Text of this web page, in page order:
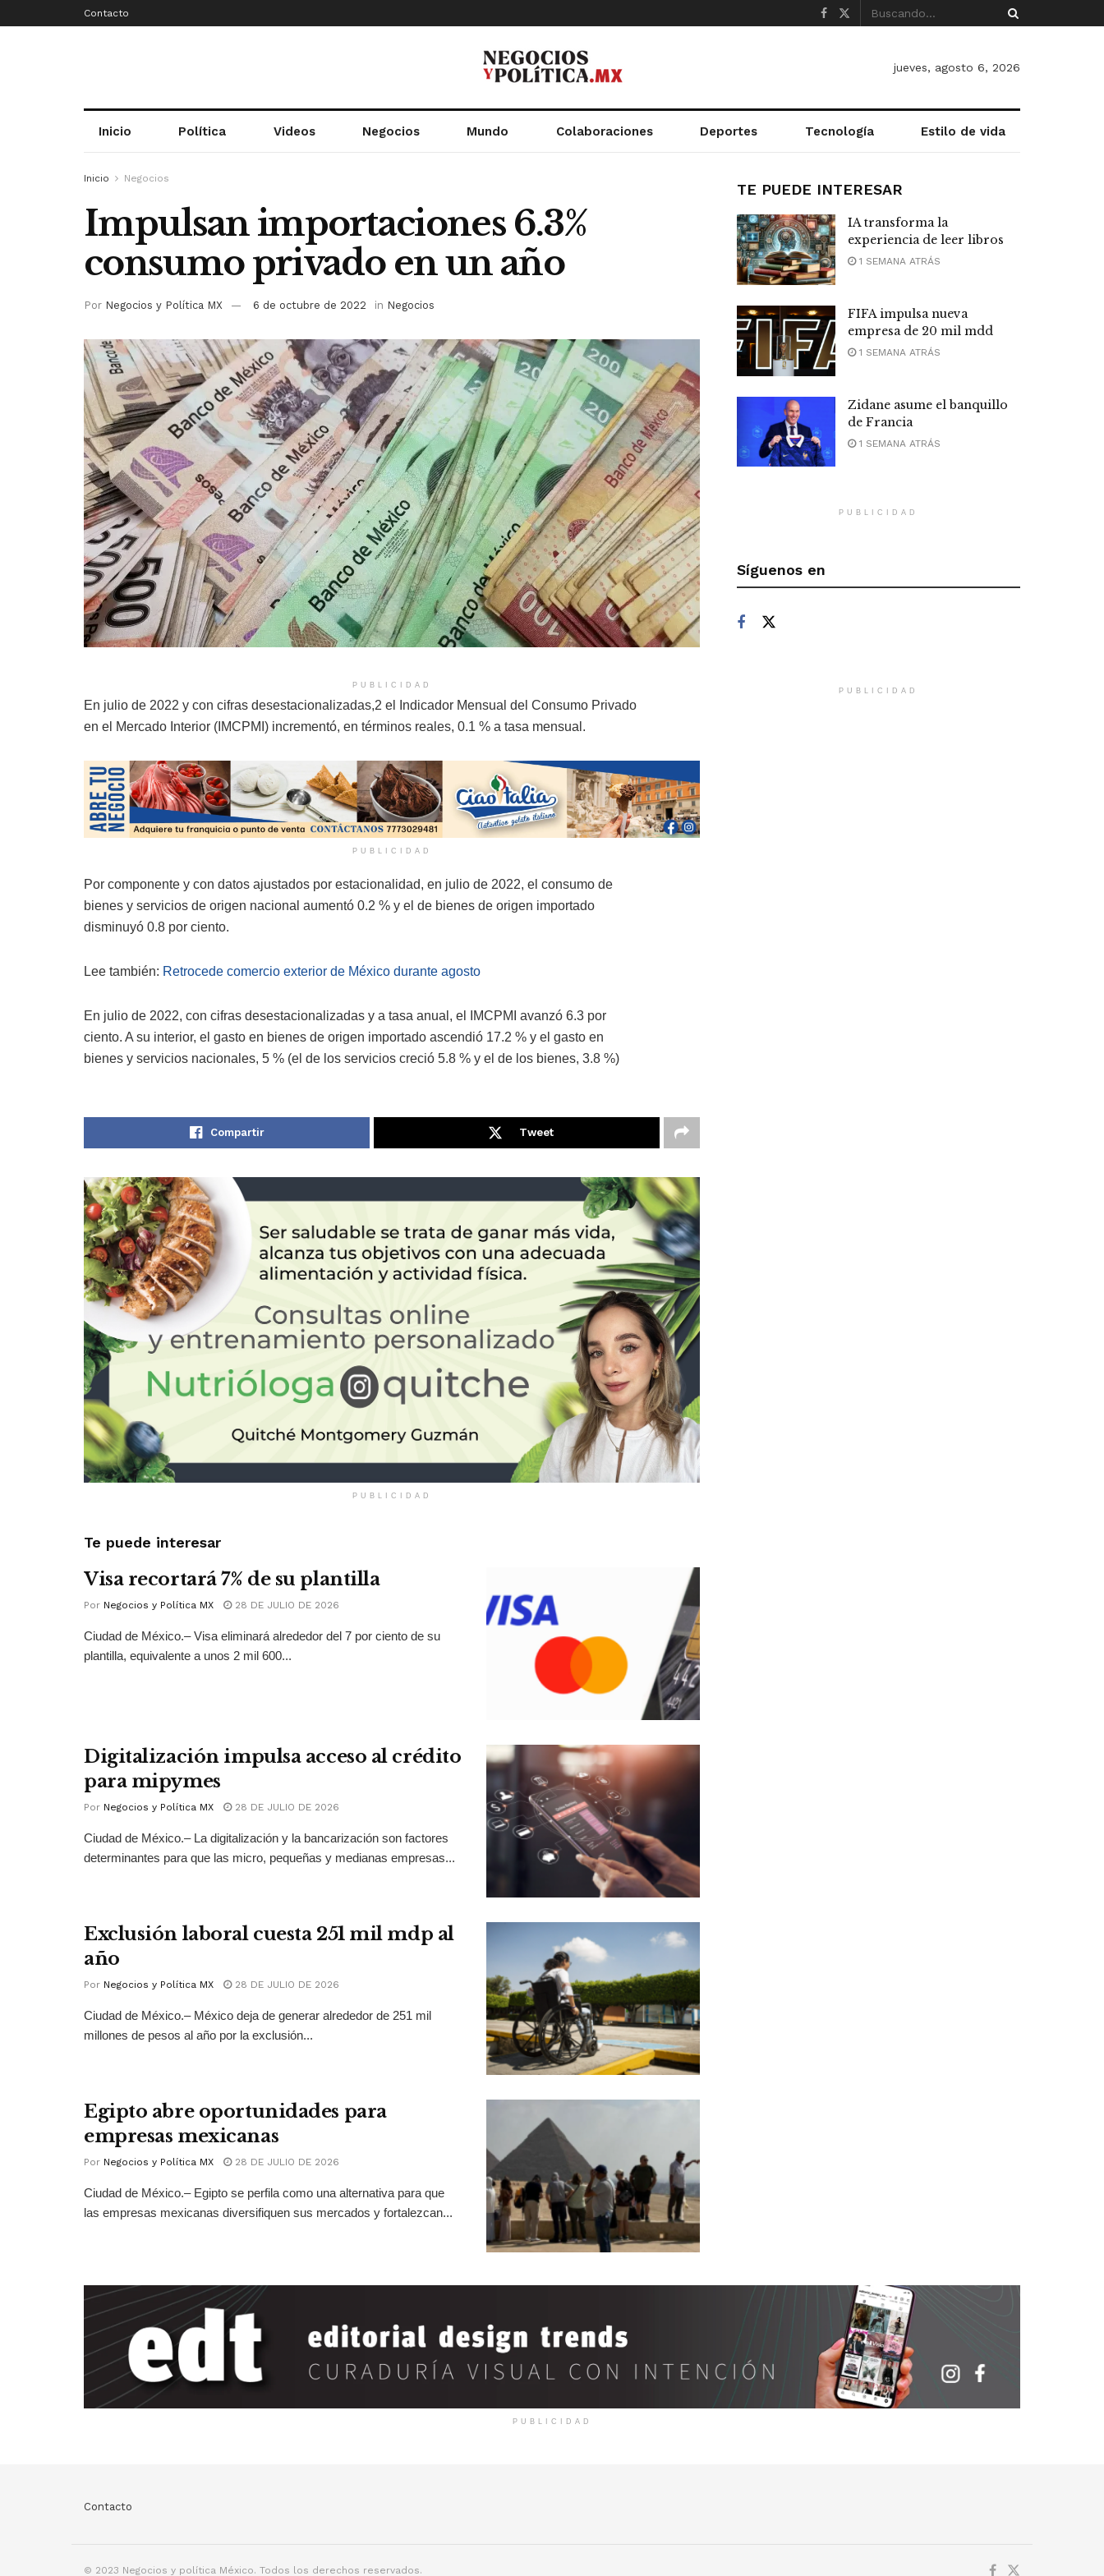
Contacto
jueves, agosto 6, 2026
Inicio Política Videos Negocios Mundo Colaboraciones Deportes Tecnología Estilo de vida
Inicio Negocios
Impulsan importaciones 6.3%
consumo privado en un año
Por Negocios y Política MX 6 de octubre de 2022 in Negocios
PUBLICIDAD
En julio de 2022 y con cifras desestacionalizadas,2 el Indicador Mensual del Consumo Privado
en el Mercado Interior (IMCPMI) incrementó, en términos reales, 0.1 % a tasa mensual.
PUBLICIDAD
Por componente y con datos ajustados por estacionalidad, en julio de 2022, el consumo de
bienes y servicios de origen nacional aumentó 0.2 % y el de bienes de origen importado
disminuyó 0.8 por ciento.
Lee también: Retrocede comercio exterior de México durante agosto
En julio de 2022, con cifras desestacionalizadas y a tasa anual, el IMCPMI avanzó 6.3 por
ciento. A su interior, el gasto en bienes de origen importado ascendió 17.2 % y el gasto en
bienes y servicios nacionales, 5 % (el de los servicios creció 5.8 % y el de los bienes, 3.8 %)
Compartir Tweet
PUBLICIDAD
Te puede interesar
Visa recortará 7% de su plantilla
Por Negocios y Política MX 28 DE JULIO DE 2026
Ciudad de México.– Visa eliminará alrededor del 7 por ciento de su
plantilla, equivalente a unos 2 mil 600...
Digitalización impulsa acceso al crédito
para mipymes
Por Negocios y Política MX 28 DE JULIO DE 2026
Ciudad de México.– La digitalización y la bancarización son factores
determinantes para que las micro, pequeñas y medianas empresas...
Exclusión laboral cuesta 251 mil mdp al
año
Por Negocios y Política MX 28 DE JULIO DE 2026
Ciudad de México.– México deja de generar alrededor de 251 mil
millones de pesos al año por la exclusión...
Egipto abre oportunidades para
empresas mexicanas
Por Negocios y Política MX 28 DE JULIO DE 2026
Ciudad de México.– Egipto se perfila como una alternativa para que
las empresas mexicanas diversifiquen sus mercados y fortalezcan...
TE PUEDE INTERESAR
IA transforma la
experiencia de leer libros
1 SEMANA ATRÁS
FIFA impulsa nueva
empresa de 20 mil mdd
1 SEMANA ATRÁS
Zidane asume el banquillo
de Francia
1 SEMANA ATRÁS
PUBLICIDAD
Síguenos en
PUBLICIDAD
PUBLICIDAD
Contacto
© 2023 Negocios y política México. Todos los derechos reservados.